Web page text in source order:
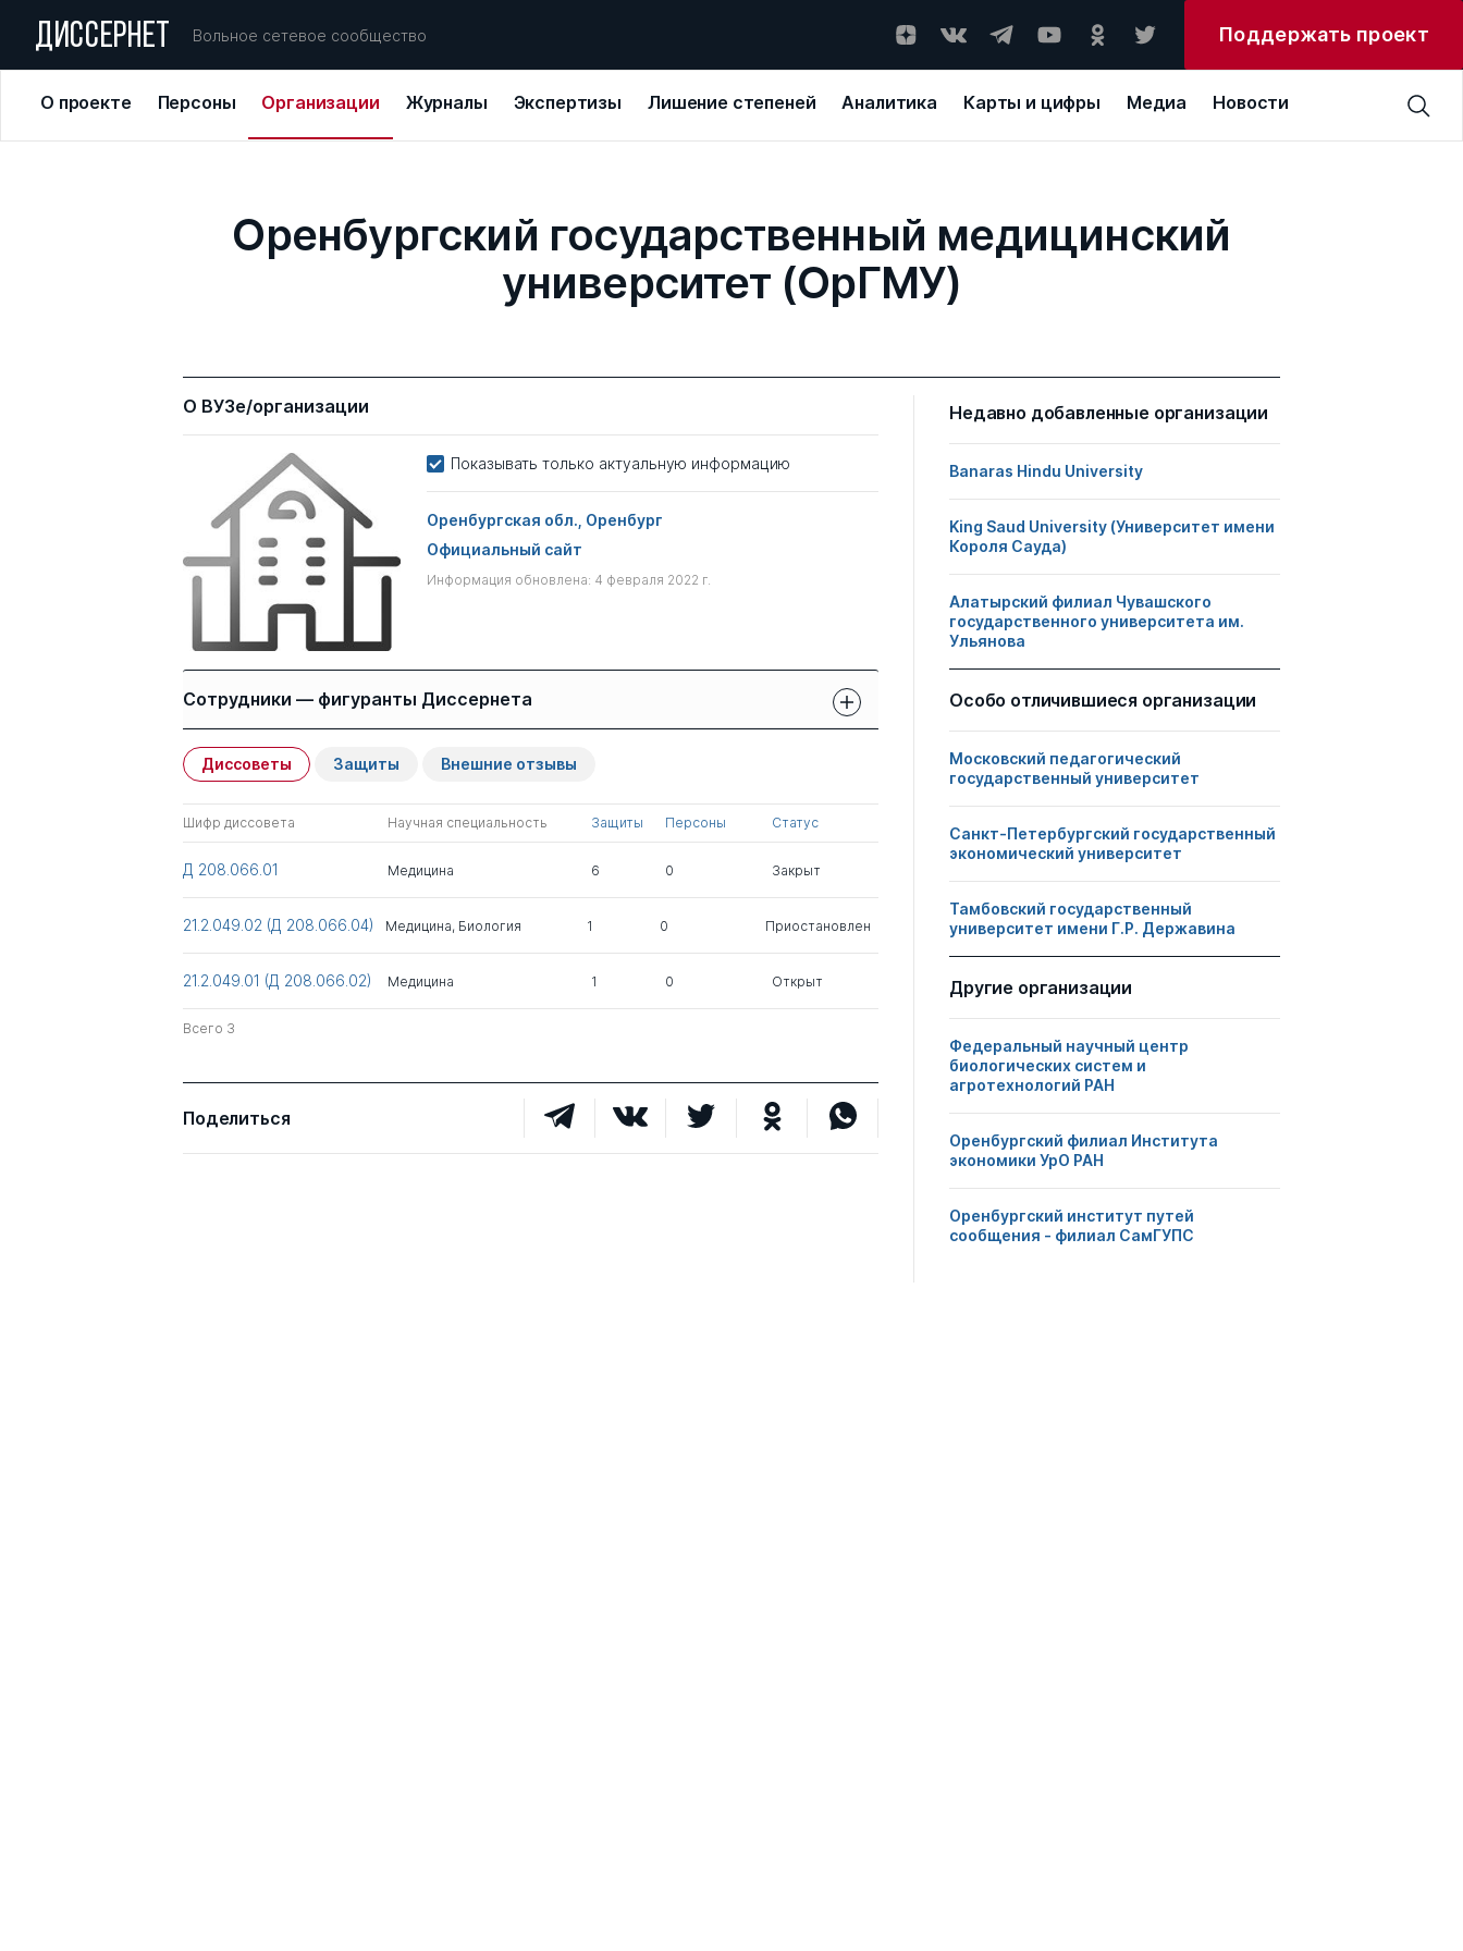
ДИССЕРНЕТ Вольное сетевое сообщество Поддержать проект
О проекте Персоны Организации Журналы Экспертизы Лишение степеней Аналитика Карты и цифры Медиа Новости
Оренбургский государственный медицинский
университет (ОрГМУ)
О ВУЗе/организации
Показывать только актуальную информацию
Оренбургская обл., Оренбург
Официальный сайт
Информация обновлена: 4 февраля 2022 г.
Сотрудники — фигуранты Диссернета
Имя Степень
свои
Боев Михаил
Викторович
1 0
Галин Павел Юрьевич д.мед. н. 0 0 1
Всего 2
Диссоветы Защиты Внешние отзывы
Шифр диссовета Научная специальность Защиты Персоны Статус
Д 208.066.01 Медицина 6 0 Закрыт
21.2.049.02 (Д 208.066.04) Медицина, Биология 1 0 Приостановлен
21.2.049.01 (Д 208.066.02) Медицина 1 0 Открыт
Всего 3
Поделиться
Недавно добавленные организации
Banaras Hindu University
King Saud University (Университет имени
Короля Сауда)
Алатырский филиал Чувашского
государственного университета им.
Ульянова
Особо отличившиеся организации
Московский педагогический
государственный университет
Санкт-Петербургский государственный
экономический университет
Тамбовский государственный
университет имени Г.Р. Державина
Другие организации
Федеральный научный центр
биологических систем и
агротехнологий РАН
Оренбургский филиал Института
экономики УрО РАН
Оренбургский институт путей
сообщения - филиал СамГУПС